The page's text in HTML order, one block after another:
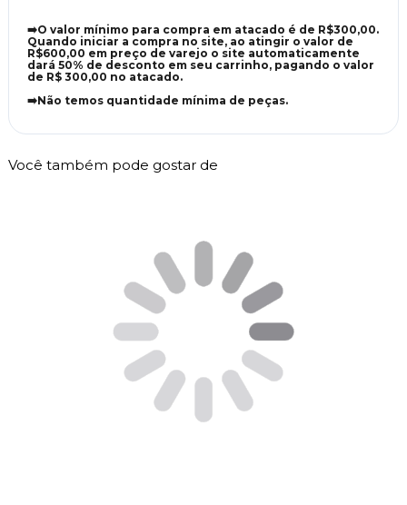
➡️O valor mínimo para compra em atacado é de R$300,00.
Quando iniciar a compra no site, ao atingir o valor de
R$600,00 em preço de varejo o site automaticamente
dará 50% de desconto em seu carrinho, pagando o valor
de R$ 300,00 no atacado.
➡️Não temos quantidade mínima de peças.
Você também pode gostar de